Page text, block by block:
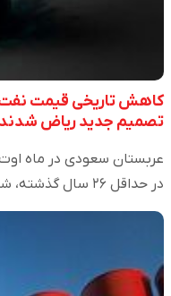
کاهش تاریخی قیمت نفت
تصمیم جدید ریاض شدند
عربستان سعودی در ماه
در حداقل ۲۶ سال گذشته، شرایط خرید را برای مشتریان آسیایی…